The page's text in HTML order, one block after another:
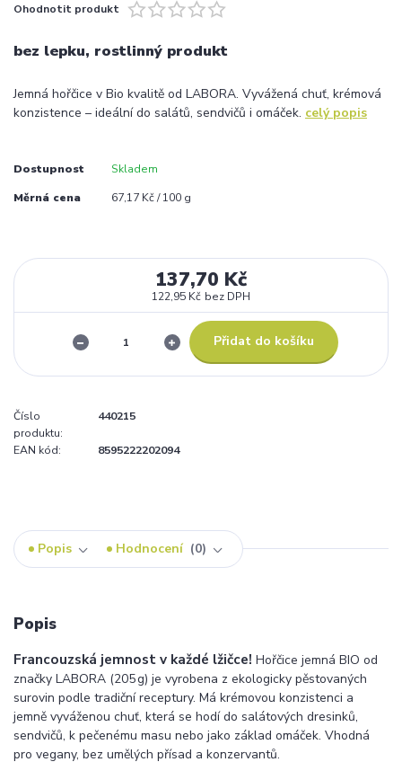
Ohodnotit produkt
bez lepku, rostlinný produkt
Jemná hořčice v Bio kvalitě od LABORA. Vyvážená chuť, krémová
konzistence – ideální do salátů, sendvičů i omáček. celý popis
Dostupnost Skladem
Měrná cena 67,17 Kč / 100 g
137,70 Kč
122,95 Kč bez DPH
Přidat do košíku
Číslo
produktu:
440215
EAN kód: 8595222202094
Popis Hodnocení 0
Popis
Francouzská jemnost v každé lžičce! Hořčice jemná BIO od
značky LABORA (205 g) je vyrobena z ekologicky pěstovaných
surovin podle tradiční receptury. Má krémovou konzistenci a
jemně vyváženou chuť, která se hodí do salátových dresinků,
sendvičů, k pečenému masu nebo jako základ omáček. Vhodná
pro vegany, bez umělých přísad a konzervantů.